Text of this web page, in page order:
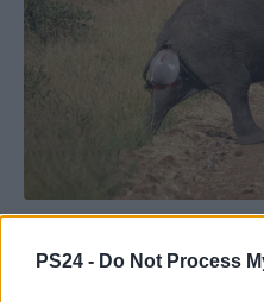
PS24 - Do Not Process